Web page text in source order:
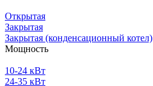
Открытая
Закрытая
Закрытая (конденсационный котел)
Мощность
10-24 кВт
24-35 кВт